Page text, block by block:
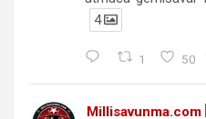
4
1 50